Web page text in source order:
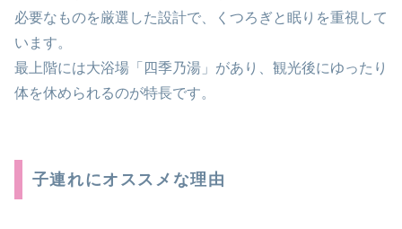
必要なものを厳選した設計で、くつろぎと眠りを重視して
います。
最上階には大浴場「四季乃湯」があり、観光後にゆったり
体を休められるのが特長です。
子連れにオススメな理由